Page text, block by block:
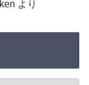
ken より